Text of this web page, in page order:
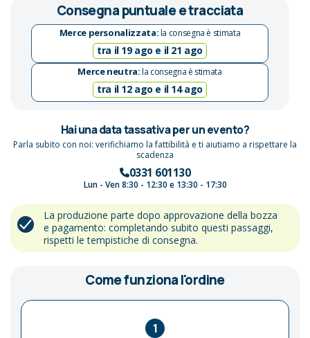
Consegna puntuale e tracciata
Merce personalizzata:la consegna è stimata
tra il 19 ago e il 21 ago
Merce neutra:la consegna è stimata
tra il 12 ago e il 14 ago
Hai una data tassativa per un evento?
Parla subito con noi: verifichiamo la fattibilità e ti aiutiamo a rispettare la
scadenza
0331 601130
Lun - Ven 8:30 - 12:30 e 13:30 - 17:30
La produzione parte dopo approvazione della bozza
e pagamento: completando subito questi passaggi,
rispetti le tempistiche di consegna.
Come funziona l'ordine
1